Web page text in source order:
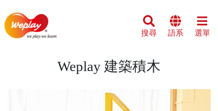
搜尋 語系 選單
Weplay 建築積木